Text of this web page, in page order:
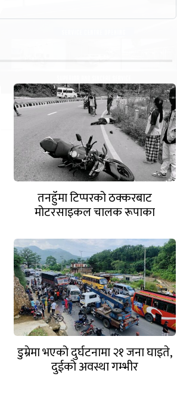
तनहुँमा टिप्परको ठक्करबाट
मोटरसाइकल चालक रूपाका
डुम्रेमा भएको दुर्घटनामा २१ जना घाइते,
दुईको अवस्था गम्भीर